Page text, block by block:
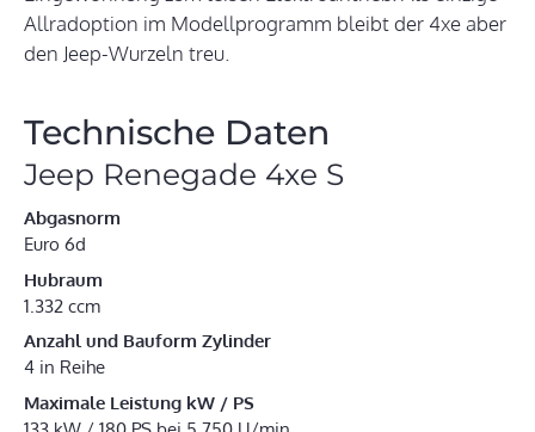
Allradoption im Modellprogramm bleibt der 4xe aber
den Jeep-Wurzeln treu.
Technische Daten
Jeep Renegade 4xe S
Abgasnorm
Euro 6d
Hubraum
1.332 ccm
Anzahl und Bauform Zylinder
4 in Reihe
Maximale Leistung kW / PS